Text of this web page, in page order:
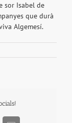
sor Isabel de
que durà
Algemesí.